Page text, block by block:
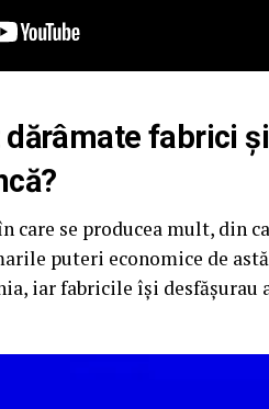
fabrici
care se producea mult, din
puteri economice de
iar fabricile își